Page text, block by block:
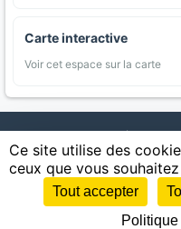
Carte interactive
Voir cet espace sur la carte
AgriMap — Données
Appellations | Regions |
Littoral | Espaces naturels |
| Confidentialite
Sources : IGN, INSEE, Météo-
Ce site utilise des
ceux que vous
Tout accepter